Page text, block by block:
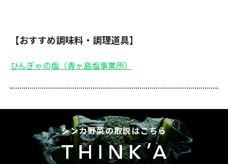
【おすすめ調味料・調理道具】
ひんぎゃの塩（青ヶ島塩事業所）
シンカ野菜の取説はこちら